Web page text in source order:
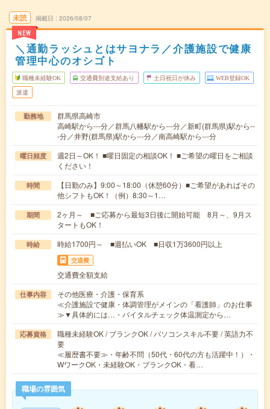
未読
NEW
掲載日 2026/08/07
＼通勤ラッシュとはサヨナラ／介護施設で健康
管理中心のオシゴト
職種未経験OK 交通費別途支給あり 土日祝日が休み WEB登録OK
派遣
勤務地
群馬県高崎市
高崎駅から---分／群馬八幡駅から---分／新町(群馬県)駅から--
-分／井野(群馬県)駅から---分／南高崎駅から---分
曜日頻度
週2日～OK！ ■曜日固定の相談OK！ ■ご希望の曜日をご相談
ください！
時間
【日勤のみ】9:00～18:00（休憩60分）■ご希望があればその
他シフトもOK！（例）8:30～1…
期間
2ヶ月～ ■ご応募から最短3日後に開始可能 8月～、9月ス
タートもOK！
時給 時給1700円～ ■週払いOK ■日収1万3600円以上
交通費
交通費全額支給
仕事内容
その他医療・介護・保育系
≪介護施設で健康・体調管理がメインの「看護師」のお仕事
≫▼具体的には…・バイタルチェック体温測定から…
応募資格
職種未経験OK / ブランクOK / パソコンスキル不要 / 英語力不
要
≪履歴書不要≫・年齢不問（50代・60代の方も活躍中！）・
WワークOK・未経験OK・ブランクOK・看…
職場の雰囲気